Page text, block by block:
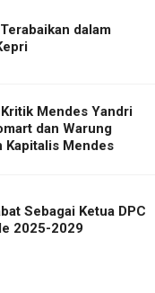
dalam
Mendes Yandri
dan Warung
Kapitalis Mendes
Sebagai Ketua DPC
2025-2029